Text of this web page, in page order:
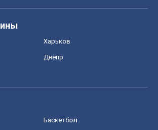
Харьков
Днепр
Баскетбол